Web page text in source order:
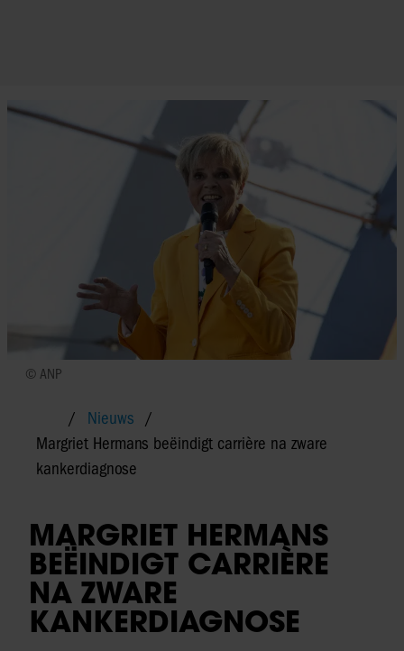
© ANP
Nieuws
Margriet Hermans beëindigt carrière na zware
kankerdiagnose
MARGRIET HERMANS
BEËINDIGT CARRIÈRE
NA ZWARE
KANKERDIAGNOSE